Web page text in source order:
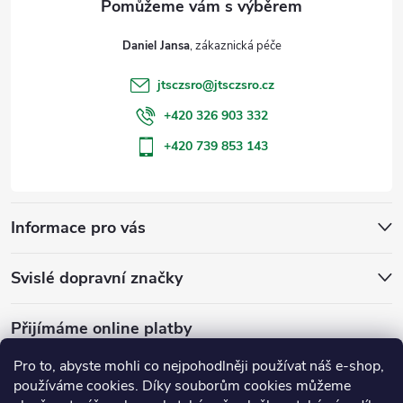
Pro to, abyste mohli co nejpohodlněji používat náš e-shop,
používáme cookies. Díky souborům cookies můžeme
Informace pro vás
Svislé dopravní značky
Přijímáme online platby
Daniel Jansa
jtsczsro@jtsczsro.cz
+420 326 903 332
+420 739 853 143